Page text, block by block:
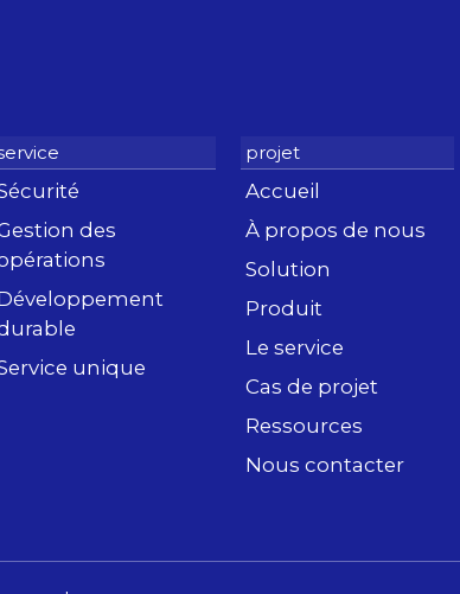
des
unique
Accueil
À propos de nous
Solution
Produit
Le service
Cas de projet
Ressources
Nous contacter